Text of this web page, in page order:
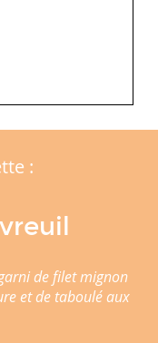
:
de filet mignon
et de taboulé aux